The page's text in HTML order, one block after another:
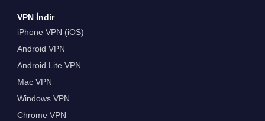
VPN İndir
iPhone VPN (iOS)
Android VPN
Android Lite VPN
Mac VPN
Windows VPN
Chrome VPN